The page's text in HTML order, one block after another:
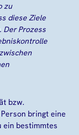
zu
diese Ziele
Prozess
bzw.
bringt eine
ein bestimmtes